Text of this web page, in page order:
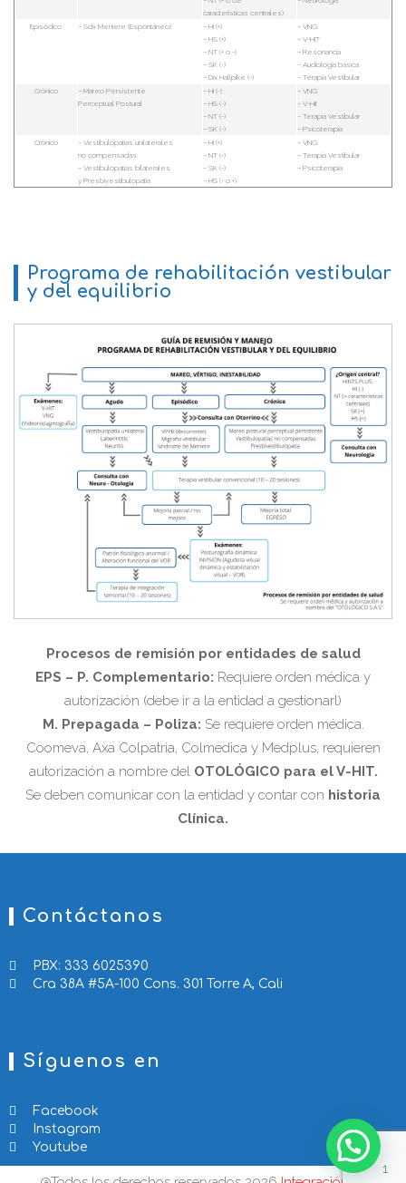
características centrales)
Episódico – Sdx Meniere (Espontáneo)
– HI (+)
– HS (+)
– NT (+ o -)
– SK (-)
– Dix Hallpike (-)
– VNG
– V-HIT
– Resonancia
– Audiología básica
– Terapia Vestibular
Crónico
– Mareo Persistente
Perceptual Postural
– HI (-)
– HS (-)
– NT (-)
– SK (-)
– VNG
– V-Hit
– Terapia Vestibular
– Psicoterapia
Crónico
– Vestibulopatías unilaterales
no compensadas.
– Vestibulopatías bilaterales
y Presbivestibulopatía
– HI (+)
– NT (-)
– SK (-)
– HS (- o +)
– VNG
– Terapia Vestibular
– Psicoterapia
Programa de rehabilitación vestibular
y del equilibrio
Procesos de remisión por entidades de salud
EPS – P. Complementario: Requiere orden médica y
autorización (debe ir a la entidad a gestionarl)
M. Prepagada – Poliza: Se requiere orden médica.
Coomeva, Axa Colpatria, Colmedica y Medplus, requieren
autorización a nombre del OTOLÓGICO para el V-HIT.
Se deben comunicar con la entidad y contar con historia
Clínica.
Contáctanos
PBX: 333 6025390
Cra 38A #5A-100 Cons. 301 Torre A, Cali
Síguenos en
Facebook
Instagram
Youtube
1